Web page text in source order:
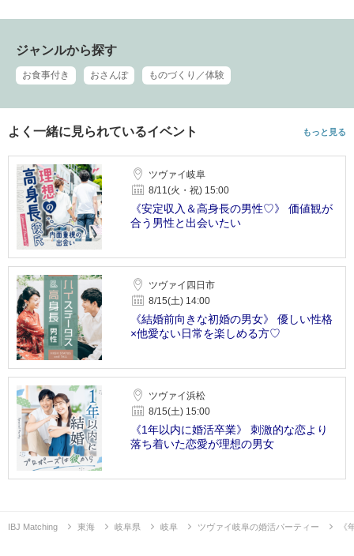
ジャンルから探す
お食事付き おさんぽ ものづくり／体験
よく一緒に見られているイベント もっと見る
ツヴァイ岐阜
8/11(火・祝) 15:00
《安定収入＆高身長の男性♡》 価値観が
合う男性と出会いたい
ツヴァイ四日市
8/15(土) 14:00
《結婚前向きな初婚の男女》 優しい性格
×他愛ない日常を楽しめる方♡
ツヴァイ浜松
8/15(土) 15:00
《1年以内に婚活卒業》 刺激的な恋より
落ち着いた恋愛が理想の男女
IBJ Matching 東海 岐阜県 岐阜 ツヴァイ岐阜の婚活パーティー 《